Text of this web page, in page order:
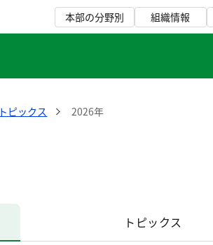
本部の分野別 組織情報
トピックス 2026年
トピックス